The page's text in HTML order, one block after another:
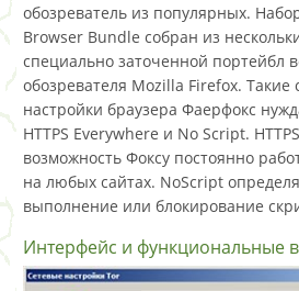
обозреватель из популярных.
Browser Bundle собран из
специально заточенной портейбл
обозревателя Mozilla Firefox. Такие
настройки браузера Фаерфокс
HTTPS Everywhere и No Script.
возможность Фоксу постоянно
на любых сайтах. NoScript
выполнение или блокирование
Интерфейс и функциональные